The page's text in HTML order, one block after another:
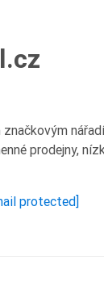
prodejny,
protected]